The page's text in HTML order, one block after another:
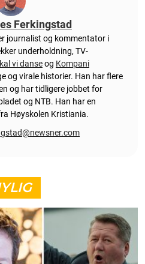
Ferkingstad
journalist og kommentator i
underholdning, TV-
vi danseog Kompani
og virale historier. Han har flere
og har tidligere jobbet for
og NTB. Han har en
Høyskolen Kristiania.